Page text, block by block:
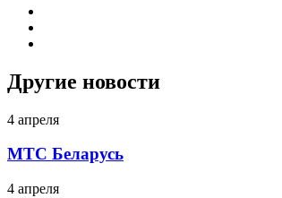
Другие новости
4 апреля
МТС Беларусь
4 апреля